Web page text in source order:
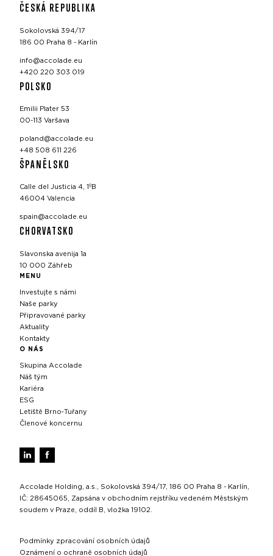
ČESKÁ REPUBLIKA
Sokolovská 394/17
186 00 Praha 8 - Karlín
info@accolade.eu
+420 220 303 019
POLSKO
Emilii Plater 53
00-113 Varšava
poland@accolade.eu
+48 508 611 226
ŠPANĚLSKO
Calle del Justicia 4, 1ºB
46004 Valencia
spain@accolade.eu
CHORVATSKO
Slavonska avenija 1a
10 000 Záhřeb
MENU
Investujte s námi
Naše parky
Připravované parky
Aktuality
Kontakty
O NÁS
Skupina Accolade
Náš tým
Kariéra
ESG
Letiště Brno‑Tuřany
Členové koncernu
Accolade Holding, a.s., Sokolovská 394/17, 186 00 Praha 8 - Karlín,
IČ: 28645065, Zapsána v obchodním rejstříku vedeném Městským
soudem v Praze, oddíl B, vložka 19102.
Podmínky zpracování osobních údajů
Oznámení o ochraně osobních údajů